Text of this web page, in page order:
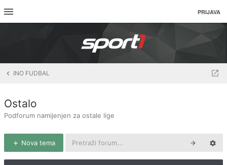
PRIJAVA
INO FUDBAL
Ostalo
Podforum namijenjen za ostale lige
Nova tema